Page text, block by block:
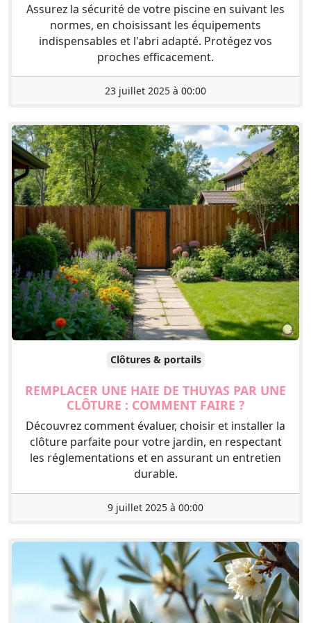
Assurez la sécurité de votre piscine en suivant les
normes, en choisissant les équipements
indispensables et l'abri adapté. Protégez vos
proches efficacement.
23 juillet 2025 à 00:00
Clôtures & portails
REMPLACER UNE HAIE DE THUYAS PAR UNE
CLÔTURE : COMMENT FAIRE ?
Découvrez comment évaluer, choisir et installer la
clôture parfaite pour votre jardin, en respectant
les réglementations et en assurant un entretien
durable.
9 juillet 2025 à 00:00